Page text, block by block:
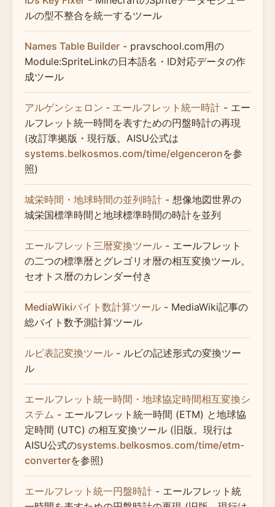
ルの型不整合を統一するツール
Names Table Builder - pravschool.com用の
Module:SpriteLinkの日本語名・ID対応データの作
成ツール
アルゲンシェロン - エールフレット統一時計 - エー
ルフレット統一時間を表すための円盤時計の再現
(改訂準拠版・現行版。AISU公式は
systems.belkosmos.com/time/elgenceronを参
照)
城栄時間・地球時間の並列時計 - 想像地図世界の
城栄国標準時間と地球標準時間の時計を並列
エールフレット三暦変換ツール - エールフレット
の二つの標準暦とグレゴリオ暦の相互変換ツール。
セオトス暦のカレンダー付き
MediaWikiバイト数計算ツール - MediaWiki記事の
総バイト数予測計算ツール
ルビ表記変換ツール - ルビの記述形式の変換ツー
ル
エールフレット統一時間・地球協定時間相互変換シ
ステム - エールフレット統一時間 (ETM) と地球協
定時間 (UTC) の相互変換ツール (旧版。現行は
AISU公式のsystems.belkosmos.com/time/etm-
converterを参照)
エールフレット統一円盤時計 - エールフレット統